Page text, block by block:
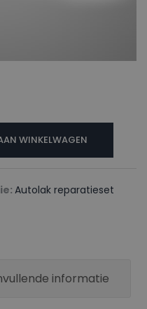
WINKELWAGEN
Autolak reparatieset
informatie